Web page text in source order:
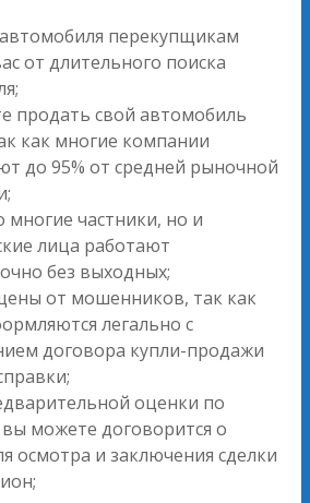
перекупщикам
от длительного поиска
продать свой автомобиль
как многие компании
до 95% от средней рыночной
многие частники, но и
лица работают
без выходных;
от мошенников, так как
легально с
договора купли-продажи
оценки по
можете договорится о
осмотра и заключения сделки